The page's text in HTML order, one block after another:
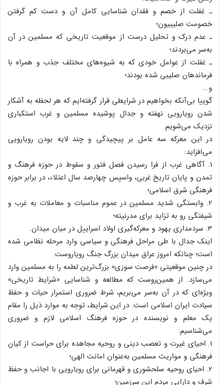
ـ غفلت‌ از خصم‌ و فقدان‌ شناسایی‌ کامل‌ آن‌ و دست‌ کم‌ گرفتن‌
خصومت‌ صلیبیون‌؛
ـ عدم‌ درک‌ و تحلیل‌ درست‌ از موقعیت‌ تاریخی‌ که‌ مسلمین‌ در آن‌
به‌سر می‌بردند؛
ـ غفلت‌ از عوامل‌ خودی‌ که‌ به‌ شیوه‌های‌ مختلف‌ جذب‌ و همراه‌ با
فرماندهان‌ صلیبی‌ شده‌ بودند؛
و….
گوییا بی‌آنکه‌ بخواهیم‌ در شرایطی‌ قرار گرفته‌ایم‌ که‌ هر لحظه‌ به‌ آشکار
شدن‌ رویارویی‌ نهفته‌ و جدال‌ پوشیده‌ مسلمین‌ و غرب‌ استکباری‌
نزدیک‌ می‌شویم‌.
در این‌ معرکه‌ سه‌ عامل‌ بر پیچیدگی‌ و چند لایه‌ بودن‌ رویارویی‌
می‌افزاید:
1. آگاهی‌ غرب‌ از فرا رسیدن‌ فصل‌ فتور و سقوط‌ در حوزه‌ فرهنگ‌ و
تمدن‌ و پایان‌ تاریخ‌ غربی‌، واسپس‌ چهارصد سال‌ اعتلاء، در برابر حوزه‌
فرهنگی‌ شرق‌ اسلامی‌؛
2. وابستگی‌ شدید مسلمین‌ در عموم‌ مناسبات‌ و معاملات‌ به‌ غرب‌ و
شیفتگی‌ رو به‌ تزاید برای‌ مدرنیته‌؛
3. سردمداری‌ یهود و معرکه‌گیری‌ اولاد اسراییل‌ در میان‌ میدان‌.
اینک‌ جدال‌ با طی‌ مراحل‌ فرهنگی‌ و سیاسی‌ وارد مرحله‌ نظامی‌ شده‌
است‌؛ چنانکه‌ امروز عراق‌ میدان‌ بزرگ‌ جنگ‌ رویاروست‌.
در چنین‌ موقعیتی‌ «فرصت‌ سوزی‌» بزرگ‌ترین‌ لطمه‌ را به‌ مسلمین‌ وارد
می‌سازد. از همین‌روست‌ که‌ مطالعه‌ و شناسایی‌ «شرایط‌ تاریخی‌»
ویژه‌ای‌ که‌ در آن‌ به‌سر می‌بریم‌، شرط‌ ضروری‌ استمرار حیات‌ و حفظ‌
سیادت‌ ایران‌ اسلامی‌ است‌. در این‌ شرایط‌، توجه‌ به‌ موارد ذیل‌ را مقام‌
یک‌ معلم‌ و نویسنده‌ در حوزه‌ فرهنگ‌ اسلامی‌ لازم‌ و ضروری‌
می‌شناسیم‌:
1. احیای‌ غیرت‌ و تعصب‌ دینی‌ و روحیه‌ مجاهده‌ برای‌ حراست‌ از کیان‌
فرهنگی‌ و مواریث‌ مسلمین‌ به‌عنوان‌ امانت‌ الهی‌؛
2. احیای‌ روحیه‌ سلحشوری‌ و قهرمانی‌ برای‌ رویارویی‌ با اجانب‌ و حفظ‌
شرف‌ و دارایی‌ مردم‌ این‌ سرزمین‌؛